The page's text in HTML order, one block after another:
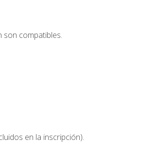
son compatibles.
en la inscripción).